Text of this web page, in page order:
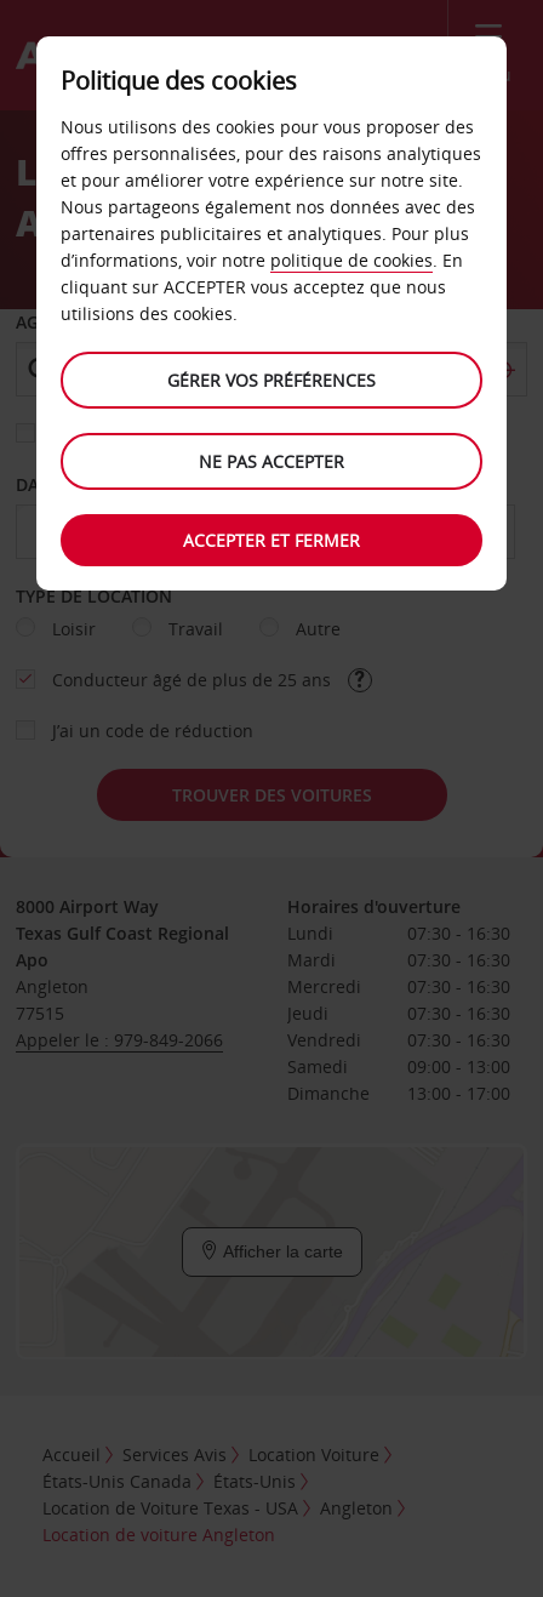
Menu
Welcome
AvisLocation de voiture
Angleton
AGENCE DE DÉPART
Sélectionnez une autre agence de retour
DATE DE DÉPART DATE DE RETOUR
TYPE DE LOCATION
Loisir
Travail Autre
Conducteur âgé de plus de 25 ans
J’ai un code de réduction
TROUVER DES VOITURES
8000 Airport Way
Texas Gulf Coast Regional
Apo
Angleton
77515
Appeler le : 979-849-2066
Horaires d'ouverture
Lundi
07:30 - 16:30
Mardi
07:30 - 16:30
Mercredi
07:30 - 16:30
Jeudi
07:30 - 16:30
Vendredi
07:30 - 16:30
Samedi
09:00 - 13:00
Dimanche
13:00 - 17:00
Afficher la carte
Accueil Services Avis
Location Voiture
États-Unis Canada
États-Unis
Location de Voiture Texas - USA
Angleton
Location de voiture Angleton
Politique des cookies
Nous utilisons des cookies pour vous proposer des
offres personnalisées, pour des raisons analytiques
et pour améliorer votre expérience sur notre site.
Nous partageons également nos données avec des
partenaires publicitaires et analytiques. Pour plus
d’informations, voir notre politique de cookies. En
cliquant sur ACCEPTER vous acceptez que nous
utilisions des cookies.
GÉRER VOS PRÉFÉRENCES
NE PAS ACCEPTER
ACCEPTER ET FERMER